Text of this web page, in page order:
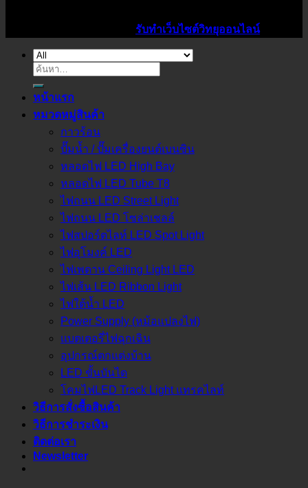
รับทำเว็บไซต์วิทยุออนไลน์
ค้นหา:
หน้าแรก
หมวดหมู่สินค้า
กาวร้อน
ปั๊มน้ำ / ปั๊มเครื่องยนต์เบนซิน
หลอดไฟ LED High Bay
หลอดไฟ LED Tube T8
ไฟถนน LED Street Light
ไฟถนน LED โซล่าเชลล์
ไฟสปอร์ตไลท์ LED Spot Light
ไฟอุโมงค์ LED
ไฟเพดาน Ceiling Light LED
ไฟเส้น LED Ribbon Light
ไฟใต้น้ำ LED
Power Supply (หม้อแปลงไฟ)
แบตเตอรี่ไฟฉุกเฉิน
อุปกรณ์ตกแต่งบ้าน
LED ขั้นบันได
โคมไฟLED Track Light แทรคไลท์
วิธีการสั่งซื้อสินค้า
วิธีการชำระเงิน
ติดต่อเรา
Newsletter